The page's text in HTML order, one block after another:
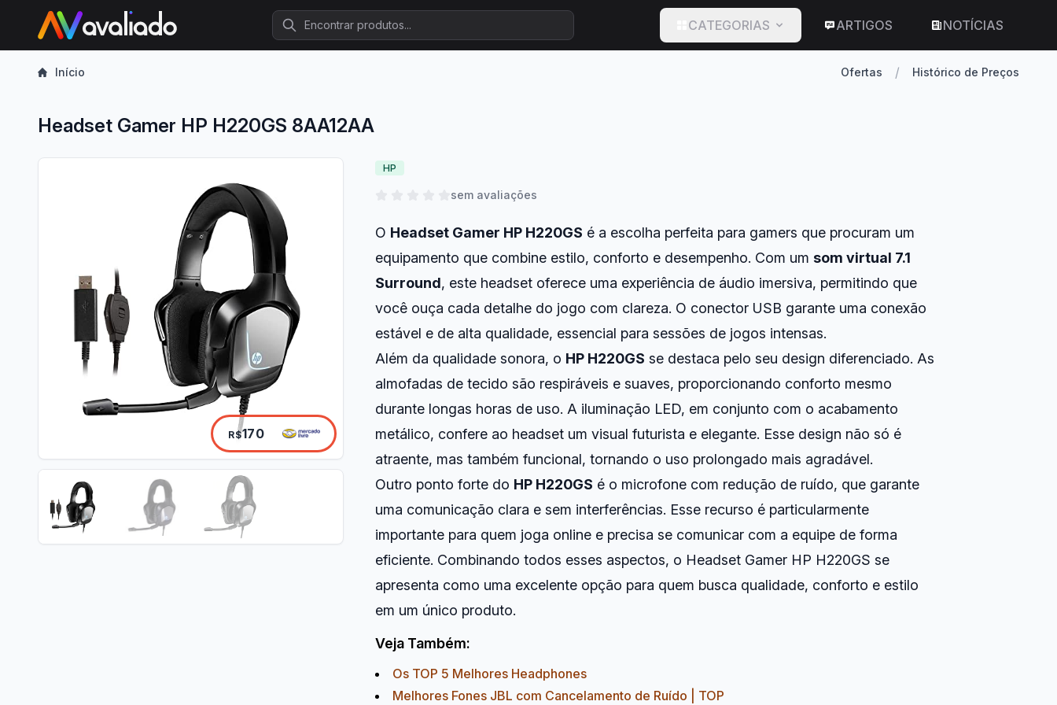
Procurar
CATEGORIAS ARTIGOS NOTÍCIAS
Início Ofertas / Histórico de Preços
Headset Gamer HP H220GS 8AA12AA
R$170
HP
sem avaliações
O Headset Gamer HP H220GS é a escolha perfeita para gamers que procuram um
equipamento que combine estilo, conforto e desempenho. Com um som virtual 7.1
Surround, este headset oferece uma experiência de áudio imersiva, permitindo que
você ouça cada detalhe do jogo com clareza. O conector USB garante uma conexão
estável e de alta qualidade, essencial para sessões de jogos intensas.
Além da qualidade sonora, o HP H220GS se destaca pelo seu design diferenciado. As
almofadas de tecido são respiráveis e suaves, proporcionando conforto mesmo
durante longas horas de uso. A iluminação LED, em conjunto com o acabamento
metálico, confere ao headset um visual futurista e elegante. Esse design não só é
atraente, mas também funcional, tornando o uso prolongado mais agradável.
Outro ponto forte do HP H220GS é o microfone com redução de ruído, que garante
uma comunicação clara e sem interferências. Esse recurso é particularmente
importante para quem joga online e precisa se comunicar com a equipe de forma
eficiente. Combinando todos esses aspectos, o Headset Gamer HP H220GS se
apresenta como uma excelente opção para quem busca qualidade, conforto e estilo
em um único produto.
Veja Também:
Os TOP 5 Melhores Headphones
Melhores Fones JBL com Cancelamento de Ruído | TOP